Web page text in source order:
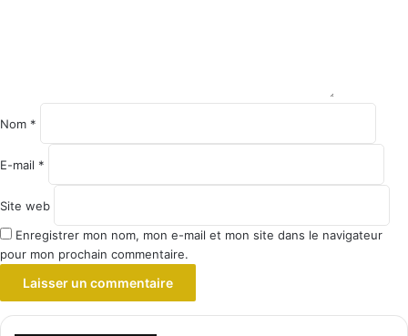
Nom *
E-mail *
Site web
Enregistrer mon nom, mon e-mail et mon site dans le navigateur
pour mon prochain commentaire.